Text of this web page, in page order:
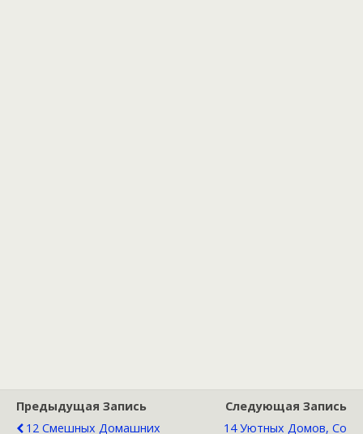
Предыдущая Запись
12 Смешных Домашних
Следующая Запись
14 Уютных Домов, Со